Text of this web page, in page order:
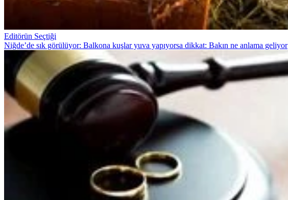
Editörün Seçtiği
Niğde’de sık görülüyor: Balkona kuşlar yuva yapıyorsa dikkat: Bakın ne anlama geliyor